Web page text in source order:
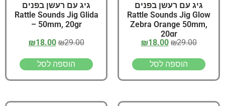
גיג עם רעשן בפנים
Rattle Sounds Jig Glow
Zebra Orange 50mm,
20gr
₪29.00
₪18.00
הוספה לסל
גיג עם רעשן בפנים
Rattle Sounds Jig Glida
– 50mm, 20gr
₪29.00
₪18.00
הוספה לסל